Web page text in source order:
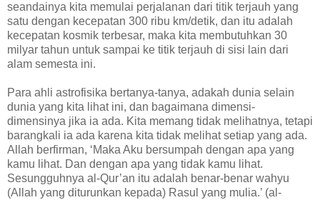
seandainya kita memulai perjalanan dari titik terjauh yang
satu dengan kecepatan 300 ribu km/detik, dan itu adalah
kecepatan kosmik terbesar, maka kita membutuhkan 30
milyar tahun untuk sampai ke titik terjauh di sisi lain dari
alam semesta ini.
Para ahli astrofisika bertanya-tanya, adakah dunia selain
dunia yang kita lihat ini, dan bagaimana dimensi-
dimensinya jika ia ada. Kita memang tidak melihatnya, tetapi
barangkali ia ada karena kita tidak melihat setiap yang ada.
Allah berfirman, ‘Maka Aku bersumpah dengan apa yang
kamu lihat. Dan dengan apa yang tidak kamu lihat.
Sesungguhnya al-Qur’an itu adalah benar-benar wahyu
(Allah yang diturunkan kepada) Rasul yang mulia.’ (al-